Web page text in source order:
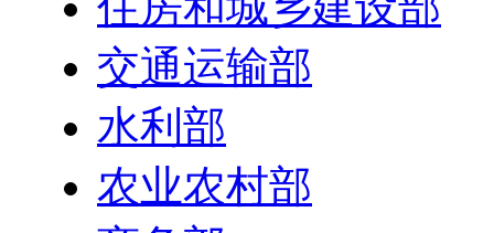
交通运输部
水利部
农业农村部